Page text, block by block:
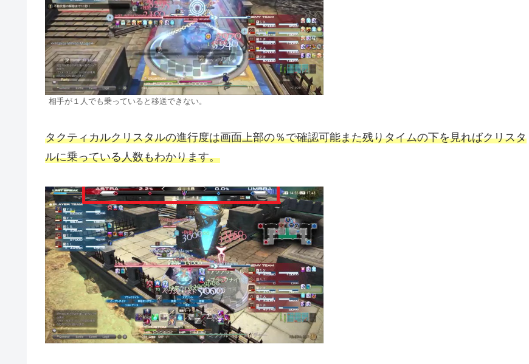
相手が１人でも乗っていると移送できない。
タクティカルクリスタルの進行度は画面上部の％で確認可能また残りタイムの下を見ればクリスタ
ルに乗っている人数もわかります。